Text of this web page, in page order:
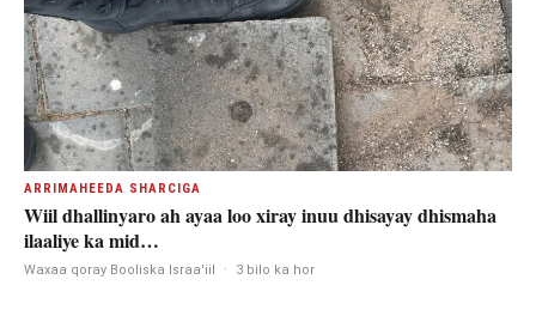
ARRIMAHEEDA SHARCIGA
Wiil dhallinyaro ah ayaa loo xiray inuu dhisayay dhismaha
ilaaliye ka mid…
Waxaa qoray Booliska Israa'iil · 3 bilo ka hor